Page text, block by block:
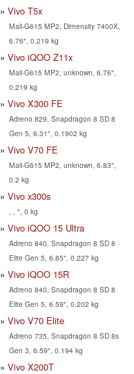
Vivo T5x
Mali-G615 MP2, Dimensity 7400X,
6.76", 0.219 kg
Vivo iQOO Z11x
Mali-G615 MP2, unknown, 6.76",
0.219 kg
Vivo X300 FE
Adreno 829, Snapdragon 8 SD 8
Gen 5, 6.31", 0.1902 kg
Vivo V70 FE
Mali-G615 MP2, unknown, 6.83",
0.2 kg
Vivo x300s
, , ", 0 kg
Vivo iQOO 15 Ultra
Adreno 840, Snapdragon 8 SD 8
Elite Gen 5, 6.85", 0.227 kg
Vivo iQOO 15R
Adreno 840, Snapdragon 8 SD 8
Elite Gen 5, 6.59", 0.202 kg
Vivo V70 Elite
Adreno 735, Snapdragon 8 SD 8s
Gen 3, 6.59", 0.194 kg
Vivo X200T